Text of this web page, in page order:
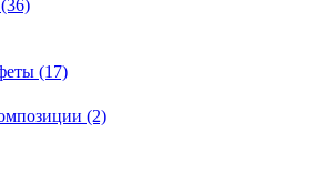
(36)
(17)
(2)